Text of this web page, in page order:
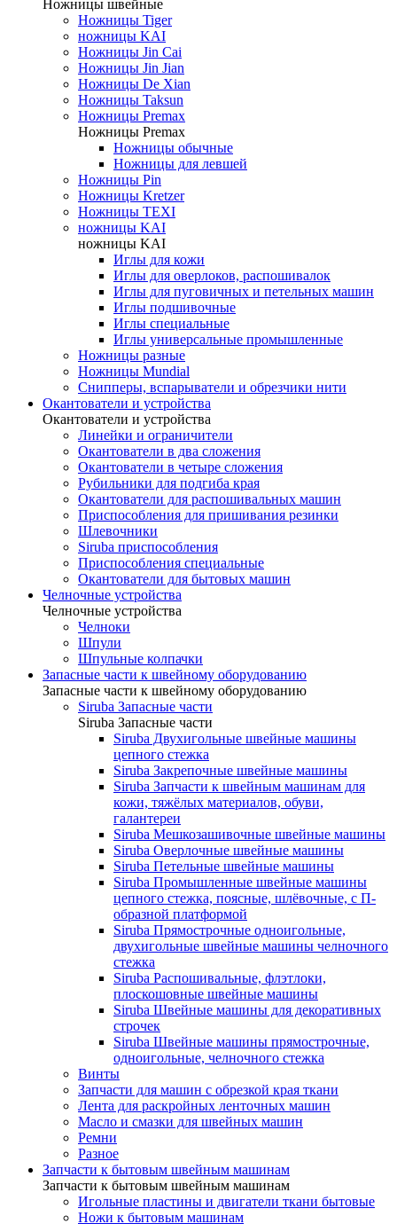
Ножницы швейные
Ножницы Tiger
ножницы KAI
Ножницы Jin Cai
Ножницы Jin Jian
Ножницы De Xian
Ножницы Taksun
Ножницы Premax
Ножницы Premax
Ножницы обычные
Ножницы для левшей
Ножницы Pin
Ножницы Kretzer
Ножницы TEXI
ножницы KAI
ножницы KAI
Иглы для кожи
Иглы для оверлоков, распошивалок
Иглы для пуговичных и петельных машин
Иглы подшивочные
Иглы специальные
Иглы универсальные промышленные
Ножницы разные
Ножницы Mundial
Снипперы, вспарыватели и обрезчики нити
Окантователи и устройства
Окантователи и устройства
Линейки и ограничители
Окантователи в два сложения
Окантователи в четыре сложения
Рубильники для подгиба края
Окантователи для распошивальных машин
Приспособления для пришивания резинки
Шлевочники
Siruba приспособления
Приспособления специальные
Окантователи для бытовых машин
Челночные устройства
Челночные устройства
Челноки
Шпули
Шпульные колпачки
Запасные части к швейному оборудованию
Запасные части к швейному оборудованию
Siruba Запасные части
Siruba Запасные части
Siruba Двухигольные швейные машины
цепного стежка
Siruba Закрепочные швейные машины
Siruba Запчасти к швейным машинам для
кожи, тяжёлых материалов, обуви,
галантереи
Siruba Мешкозашивочные швейные машины
Siruba Оверлочные швейные машины
Siruba Петельные швейные машины
Siruba Промышленные швейные машины
цепного стежка, поясные, шлёвочные, с П-
образной платформой
Siruba Прямострочные одноигольные,
двухигольные швейные машины челночного
стежка
Siruba Распошивальные, флэтлоки,
плоскошовные швейные машины
Siruba Швейные машины для декоративных
строчек
Siruba Швейные машины прямострочные,
одноигольные, челночного стежка
Винты
Запчасти для машин с обрезкой края ткани
Лента для раскройных ленточных машин
Масло и смазки для швейных машин
Ремни
Разное
Запчасти к бытовым швейным машинам
Запчасти к бытовым швейным машинам
Игольные пластины и двигатели ткани бытовые
Ножи к бытовым машинам